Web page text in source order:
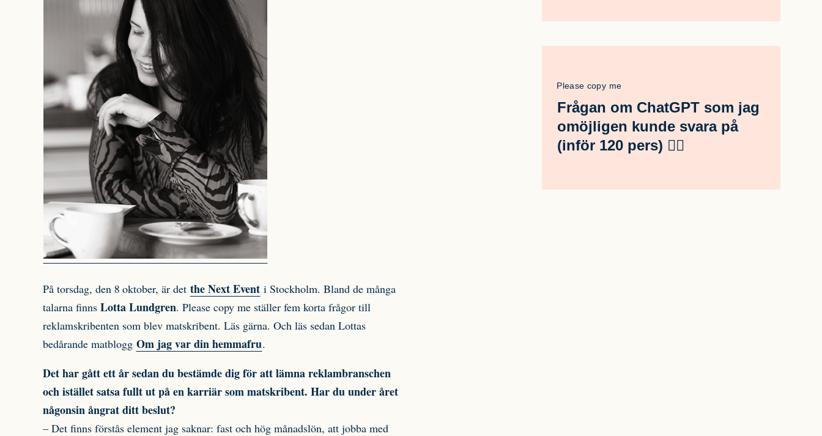
På torsdag, den 8 oktober, är det the Next Event i Stockholm. Bland de många
talarna finns Lotta Lundgren. Please copy me ställer fem korta frågor till
reklamskribenten som blev matskribent. Läs gärna. Och läs sedan Lottas
bedårande matblogg Om jag var din hemmafru.
Det har gått ett år sedan du bestämde dig för att lämna reklambranschen
och istället satsa fullt ut på en karriär som matskribent. Har du under året
någonsin ångrat ditt beslut?
– Det finns förstås element jag saknar: fast och hög månadslön, att jobba med
Please copy me
Frågan om ChatGPT som jag
omöjligen kunde svara på
(inför 120 pers) 🤦‍♂️